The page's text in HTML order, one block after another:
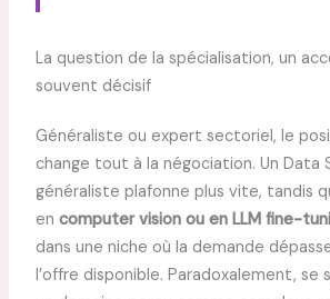
La question de la spécialisation, un
souvent décisif
Généraliste ou expert sectoriel, le
change tout à la négociation. Un Data
généraliste plafonne plus vite, tandis
en computer vision ou en LLM fine-
dans une niche où la demande
l’offre disponible. Paradoxalement, se